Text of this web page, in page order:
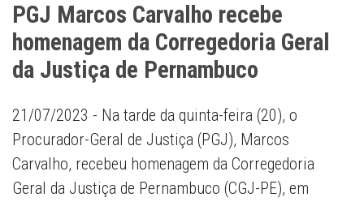
PGJ Marcos Carvalho recebe
homenagem da Corregedoria Geral
da Justiça de Pernambuco
21/07/2023 - Na tarde da quinta-feira (20), o
Procurador-Geral de Justiça (PGJ), Marcos
Carvalho, recebeu homenagem da Corregedoria
Geral da Justiça de Pernambuco (CGJ-PE), em